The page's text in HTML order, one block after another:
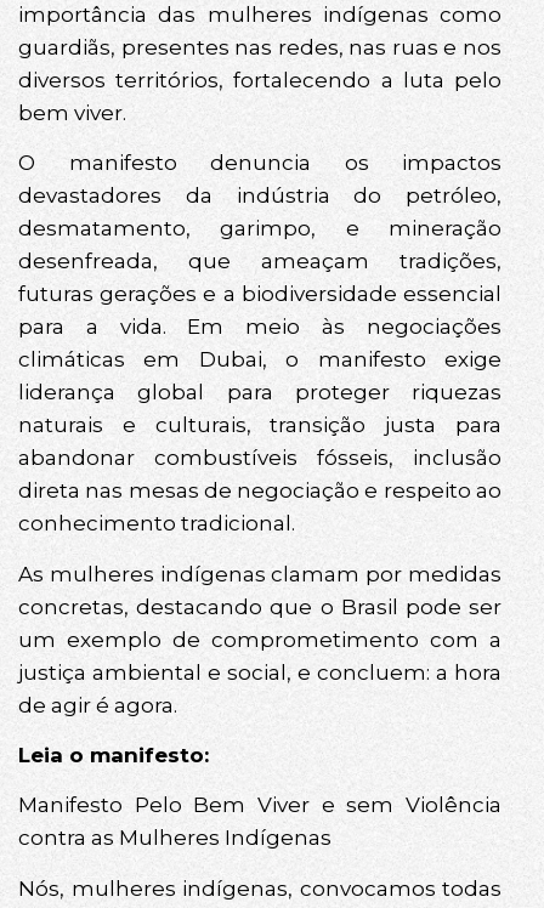
importância das mulheres indígenas como
guardiãs, presentes nas redes, nas ruas e nos
diversos territórios, fortalecendo a luta pelo
bem viver.
O manifesto denuncia os impactos
devastadores da indústria do petróleo,
desmatamento, garimpo, e mineração
desenfreada, que ameaçam tradições,
futuras gerações e a biodiversidade essencial
para a vida. Em meio às negociações
climáticas em Dubai, o manifesto exige
liderança global para proteger riquezas
naturais e culturais, transição justa para
abandonar combustíveis fósseis, inclusão
direta nas mesas de negociação e respeito ao
conhecimento tradicional.
As mulheres indígenas clamam por medidas
concretas, destacando que o Brasil pode ser
um exemplo de comprometimento com a
justiça ambiental e social, e concluem: a hora
de agir é agora.
Leia o manifesto:
Manifesto Pelo Bem Viver e sem Violência
contra as Mulheres Indígenas
Nós, mulheres indígenas, convocamos todas